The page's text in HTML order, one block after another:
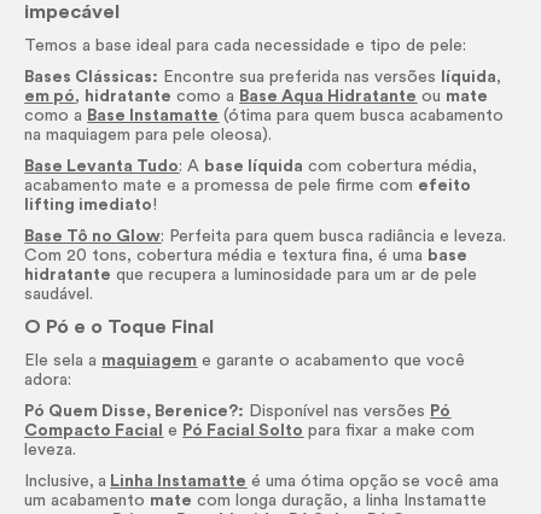
impecável
Temos a base ideal para cada necessidade e tipo de pele:
Bases Clássicas: Encontre sua preferida nas versões líquida,
em pó, hidratante como a Base Aqua Hidratante ou mate
como a Base Instamatte (ótima para quem busca acabamento
na maquiagem para pele oleosa).
Base Levanta Tudo: A base líquida com cobertura média,
acabamento mate e a promessa de pele firme com efeito
lifting imediato!
Base Tô no Glow: Perfeita para quem busca radiância e leveza.
Com 20 tons, cobertura média e textura fina, é uma base
hidratante que recupera a luminosidade para um ar de pele
saudável.
O Pó e o Toque Final
Ele sela a maquiagem e garante o acabamento que você
adora:
Pó Quem Disse, Berenice?: Disponível nas versões Pó
Compacto Facial
e Pó Facial Solto para fixar amake com
leveza.
Inclusive, a Linha Instamatte é uma ótima opção se você ama
um acabamento mate com longa duração, a linha Instamatte